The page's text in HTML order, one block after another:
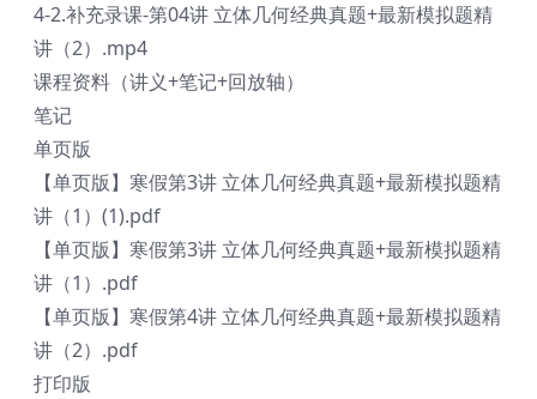
4-2.补充录课-第04讲 立体几何经典真题+最新模拟题精
讲（2）.mp4
课程资料（讲义+笔记+回放轴）
笔记
单页版
【单页版】寒假第3讲 立体几何经典真题+最新模拟题精
讲（1）(1).pdf
【单页版】寒假第3讲 立体几何经典真题+最新模拟题精
讲（1）.pdf
【单页版】寒假第4讲 立体几何经典真题+最新模拟题精
讲（2）.pdf
打印版